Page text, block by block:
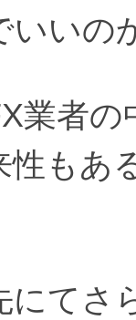
いいの
業者
性もあ
にてさ